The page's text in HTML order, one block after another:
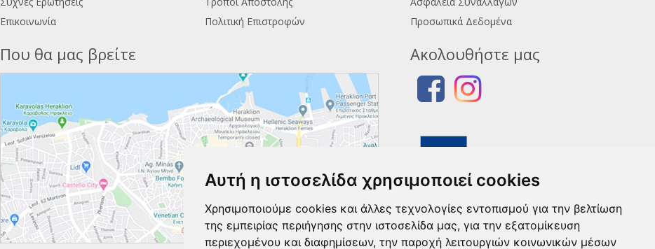
Αυτή η ιστοσελίδα χρησιμοποιεί cookies
Χρησιμοποιούμε cookies και άλλες τεχνολογίες εντοπισμού για την βελτίωση
της εμπειρίας περιήγησης στην ιστοσελίδα μας, για την εξατομίκευση
περιεχομένου και διαφημίσεων, την παροχή λειτουργιών κοινωνικών μέσων
Επικοινωνία
Πολιτική Επιστροφών
Προσωπικά Δεδομένα
Που θα μας βρείτε Ακολουθήστε μας